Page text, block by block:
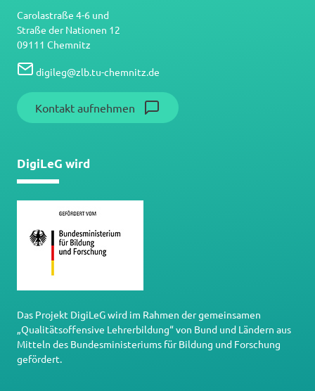
Carolastraße 4-6 und
Straße der Nationen 12
09111 Chemnitz
digileg@zlb.tu-chemnitz.de
Kontakt aufnehmen
DigiLeG wird
Das Projekt DigiLeG wird im Rahmen der gemeinsamen
„Qualitätsoffensive Lehrerbildung“ von Bund und Ländern aus
Mitteln des Bundesministeriums für Bildung und Forschung
gefördert.